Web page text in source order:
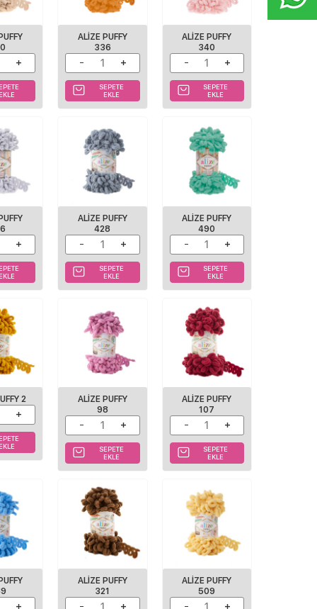
EKLE
ALIZE PUFFY
336
SEPETE
EKLE
ALIZE PUFFY
340
SEPETE
EKLE
EKLE
ALIZE PUFFY
428
SEPETE
EKLE
ALIZE PUFFY
490
SEPETE
EKLE
2
EKLE
ALIZE PUFFY
98
SEPETE
EKLE
ALIZE PUFFY
107
SEPETE
EKLE
ALIZE PUFFY
321
ALIZE PUFFY
509